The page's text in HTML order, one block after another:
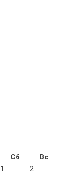
Сб
Вс
1
2